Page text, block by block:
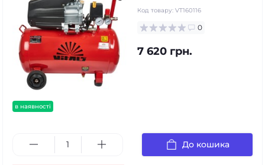
в наявності
Код товару: VT160116
0
7 620 грн.
До кошика